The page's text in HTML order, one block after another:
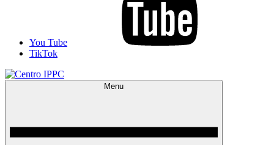
You Tube
TikTok
Menu